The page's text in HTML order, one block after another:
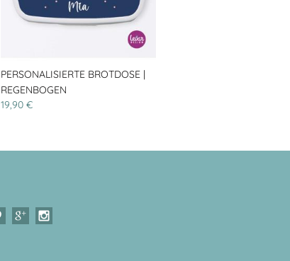
PERSONALISIERTE BROTDOSE |
REGENBOGEN
19,90 €